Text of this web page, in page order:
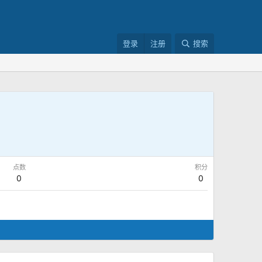
登录 注册 搜索
点数
0
积分
0